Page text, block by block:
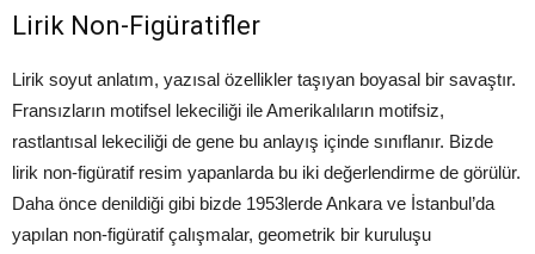
Lirik Non-Figüratifler
Lirik soyut anlatım, yazısal özellikler taşıyan boyasal bir savaştır.
Fransızların motifsel lekeciliği ile Amerikalıların motifsiz,
rastlantısal lekeciliği de gene bu anlayış içinde sınıflanır. Bizde
lirik non-figüratif resim yapanlarda bu iki değerlendirme de görülür.
Daha önce denildiği gibi bizde 1953lerde Ankara ve İstanbul’da
yapılan non-figüratif çalışmalar, geometrik bir kuruluşu